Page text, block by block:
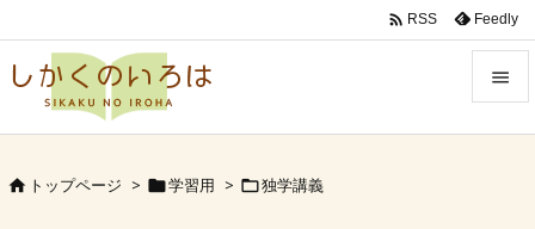


 RSS Feedly
 トップページ > 学習用 > 独学講義